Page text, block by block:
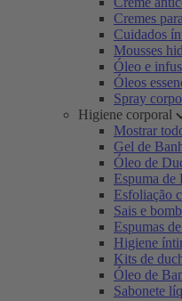
Cremes
Cuidados
Mousses
Óleo e
Óleos
Spray
Higiene corporal
Mostrar
Gel de
Óleo de
Espuma de
Esfoliação
Sais e
Espumas
Higiene
Kits de
Óleo de
Sabonete